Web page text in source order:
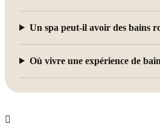
Un spa peut-il avoir des bains
Où vivre une expérience de